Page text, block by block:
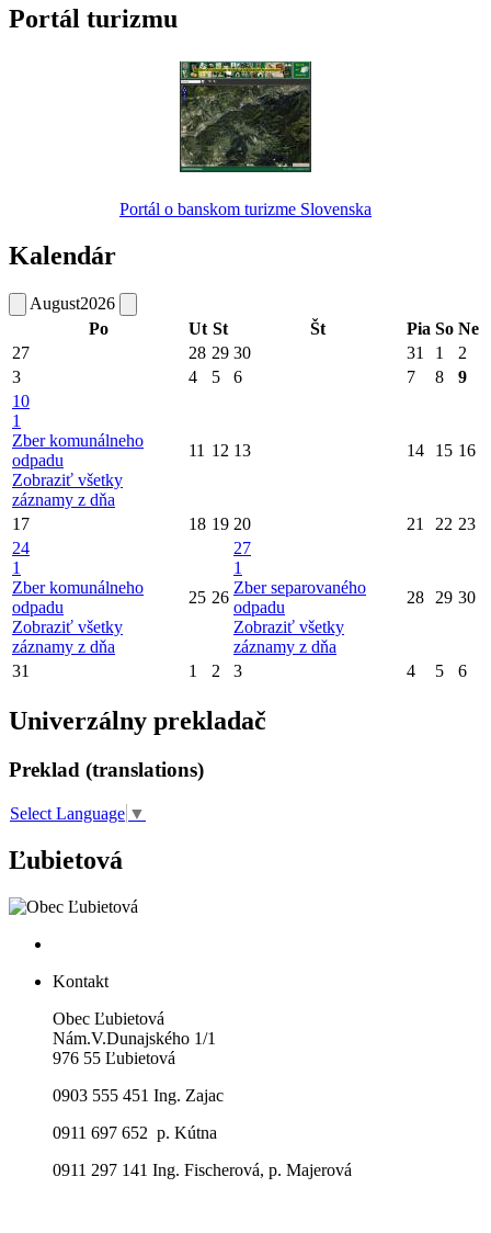
Portál turizmu
Portál o banskom turizme Slovenska
Kalendár
August2026
Po
Ut St Št Pia So Ne
27
28 29 30 31 1
2
3
4 5 6 7 8
9
10
1
Zber komunálneho
odpadu
Zobraziť všetky
záznamy z dňa
11 12 13 14 15 16
17 18 19 20 21 22 23
24
1
Zber komunálneho
odpadu
Zobraziť všetky
záznamy z dňa
25 26
27
1
Zber separovaného
odpadu
Zobraziť všetky
záznamy z dňa
28 29 30
31 1 2 3 4 5 6
Univerzálny prekladač
Preklad (translations)
Select Language ▼
Ľubietová
Kontakt
Obec Ľubietová
Nám.V.Dunajského 1/1
976 55 Ľubietová
0903 555 451 Ing. Zajac
0911 697 652 p. Kútna
0911 297 141 Ing. Fischerová, p. Majerová